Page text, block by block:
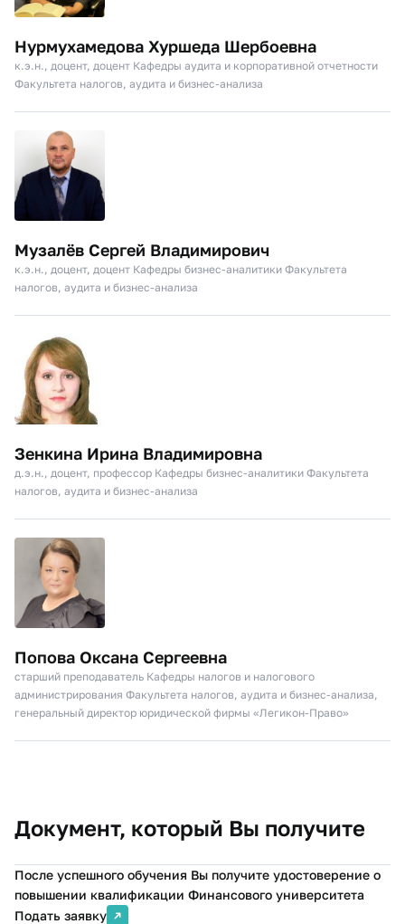
Нурмухамедова Хуршеда Шербоевна
к.э.н., доцент, доцент Кафедры аудита и корпоративной отчетности
Факультета налогов, аудита и бизнес-анализа
Музалёв Сергей Владимирович
к.э.н., доцент, доцент Кафедры бизнес-аналитики Факультета
налогов, аудита и бизнес-анализа
Зенкина Ирина Владимировна
д.э.н., доцент, профессор Кафедры бизнес-аналитики Факультета
налогов, аудита и бизнес-анализа
Попова Оксана Сергеевна
старший преподаватель Кафедры налогов и налогового
администрирования Факультета налогов, аудита и бизнес-анализа,
генеральный директор юридической фирмы «Легикон-Право»
Документ, который Вы получите
После успешного обучения Вы получите удостоверение о
повышении квалификации Финансового университета
Подать заявку